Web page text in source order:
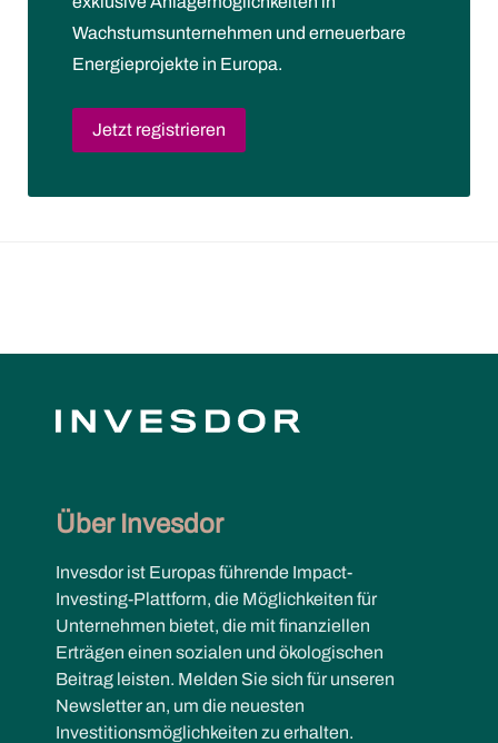
Wachstumsunternehmen und erneuerbare
Energieprojekte in Europa.
Jetzt registrieren
Über Invesdor
Invesdor ist Europas führende Impact-
Investing-Plattform, die Möglichkeiten für
Unternehmen bietet, die mit finanziellen
Erträgen einen sozialen und ökologischen
Beitrag leisten. Melden Sie sich für unseren
Newsletter an, um die neuesten
Investitionsmöglichkeiten zu erhalten.